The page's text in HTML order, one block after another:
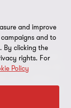
Todos los
a la marca bajo
servicios de
contexto. Gómez,
Thornton
and improve
and to
By clicking the
rights. For
Policy